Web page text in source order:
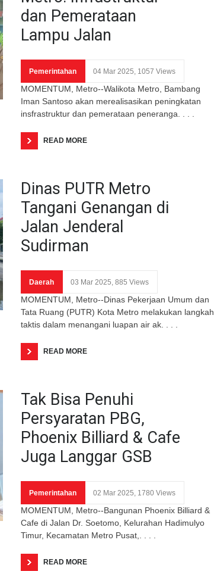
dan Pemerataan
Lampu Jalan
Pemerintahan 04 Mar 2025, 1057 Views
MOMENTUM, Metro--Walikota Metro, Bambang
Iman Santoso akan merealisasikan peningkatan
insfrastruktur dan pemerataan peneranga. . . .
READ MORE
Dinas PUTR Metro
Tangani Genangan di
Jalan Jenderal
Sudirman
Daerah 03 Mar 2025, 885 Views
MOMENTUM, Metro--Dinas Pekerjaan Umum dan
Tata Ruang (PUTR) Kota Metro melakukan langkah
taktis dalam menangani luapan air ak. . . .
READ MORE
Tak Bisa Penuhi
Persyaratan PBG,
Phoenix Billiard & Cafe
Juga Langgar GSB
Pemerintahan 02 Mar 2025, 1780 Views
MOMENTUM, Metro--Bangunan Phoenix Billiard &
Cafe di Jalan Dr. Soetomo, Kelurahan Hadimulyo
Timur, Kecamatan Metro Pusat,. . . .
READ MORE